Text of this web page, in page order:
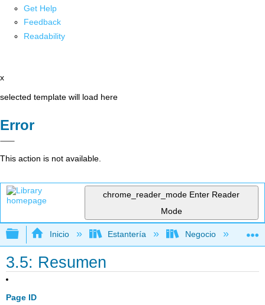
Get Help
Feedback
Readability
x
selected template will load here
Error
This action is not available.
chrome_reader_mode Enter Reader
Mode
Expandir/contraer jerarquía global
Inicio Estantería Negocio
3.5: Resumen
Page ID